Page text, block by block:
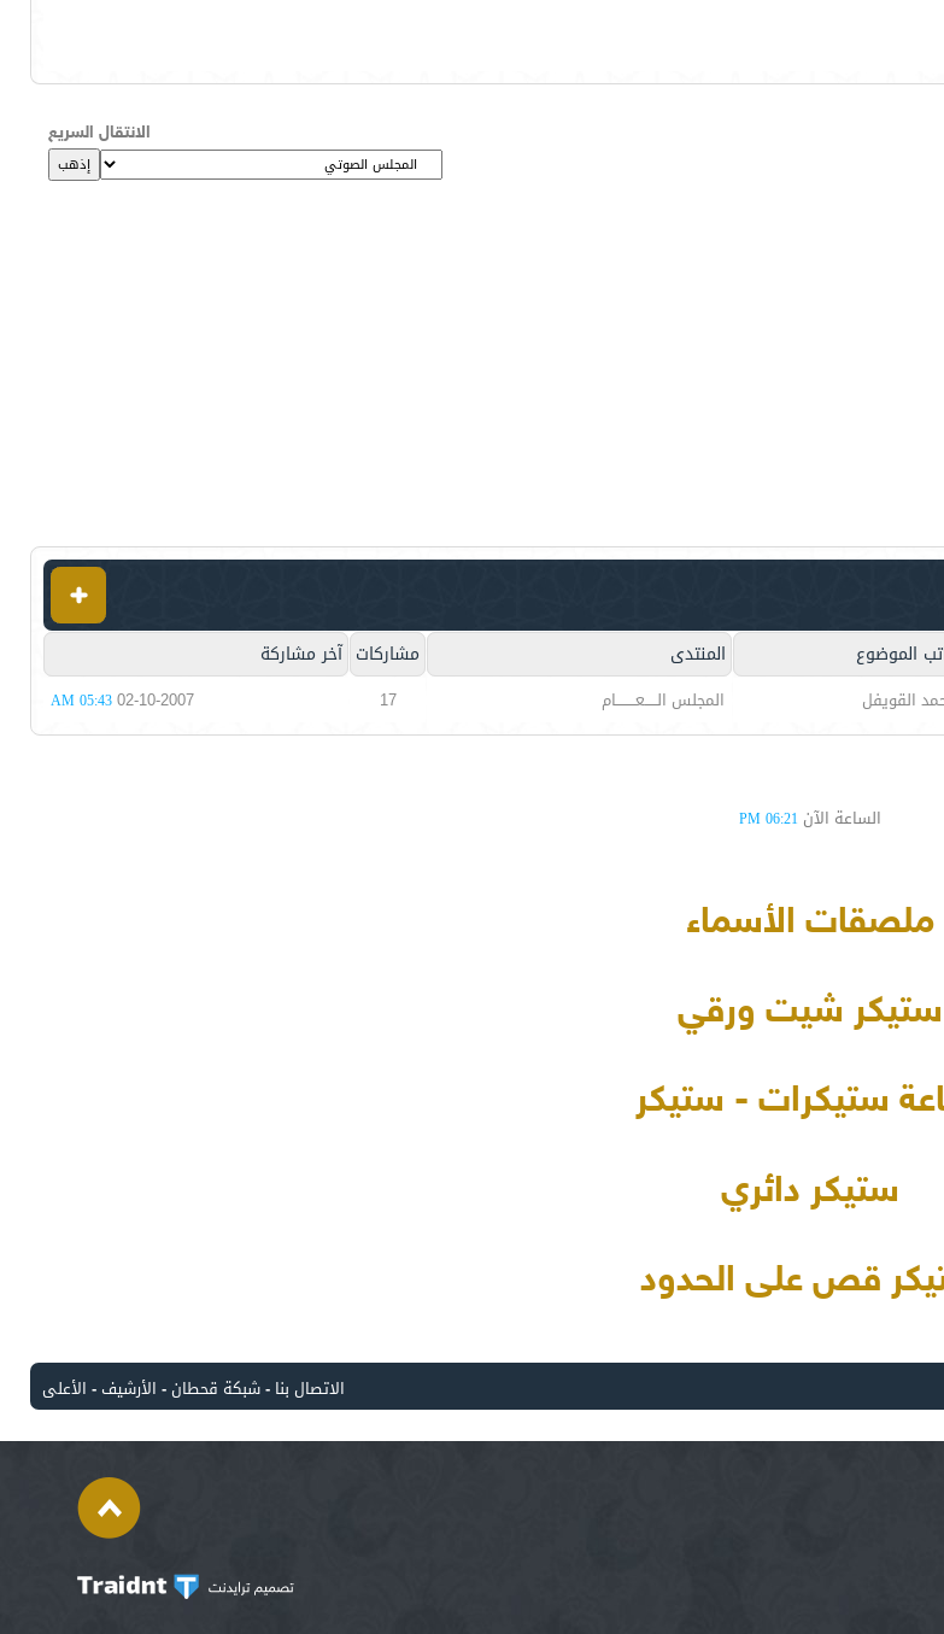
الانتقال السريع
الموضوع المنتدى مشاركات آخر مشاركة
القويفل المجلس الـــــعــــــــام 17
02-10-2007
05:43 AM
الساعة الآن 06:21 PM
ملصقات الأسماء
ستيكر شيت ورقي
ستيكرات - ستيكر
ستيكر دائري
قص على الحدود
الاتصال بنا -شبكة قحطان- الأرشيف- الأعلى